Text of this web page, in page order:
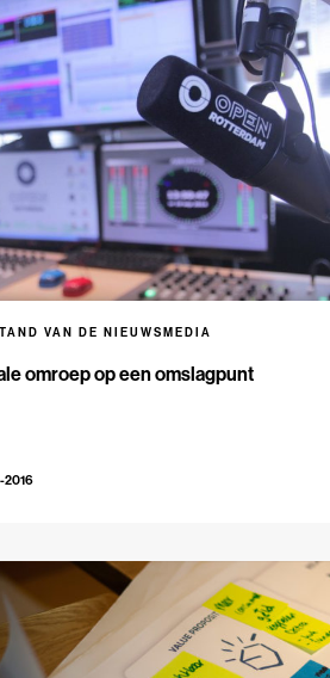
omroep op een omslagpunt
VAN DE NIEUWSMEDIA
2016